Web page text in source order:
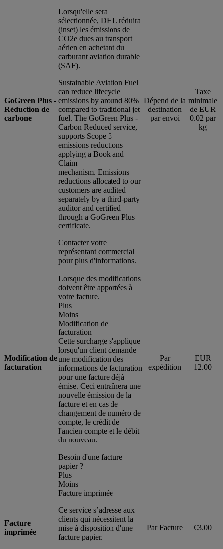
GoGreen Plus -
Réduction de
carbone
Lorsqu'elle sera
sélectionnée, DHL réduira
(inset) les émissions de
CO2e dues au transport
aérien en achetant du
carburant aviation durable
(SAF).
Sustainable Aviation Fuel
can reduce lifecycle
emissions by around 80%
compared to traditional jet
fuel. The GoGreen Plus -
Carbon Reduced service,
supports Scope 3
emissions reductions
applying a Book and
Claim
mechanism. Emissions
reductions allocated to our
customers are audited
separately by a third-party
auditor and certified
through a GoGreen Plus
certificate.
Contacter votre
représentant commercial
pour plus d'informations.
Dépend de la
destination
par envoi
Taxe
minimale
de EUR
0.02 par
kg
Modification de
facturation
Lorsque des modifications
doivent être apportées à
votre facture.
Plus
Moins
Modification de
facturation
Cette surcharge s'applique
lorsqu'un client demande
une modification des
informations de facturation
pour une facture déjà
émise. Ceci entraînera une
nouvelle émission de la
facture et en cas de
changement de numéro de
compte, le crédit de
l'ancien compte et le débit
du nouveau.
Par
expédition
EUR
12.00
Facture
imprimée
Besoin d'une facture
papier ?
Plus
Moins
Facture imprimée
Ce service s’adresse aux
clients qui nécessitent la
mise à disposition d'une
facture papier.
Par Facture €3.00